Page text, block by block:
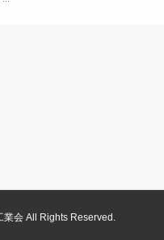
会 All Rights Reserved.